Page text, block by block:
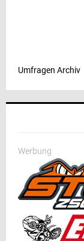
Umfragen Archiv
Werbung